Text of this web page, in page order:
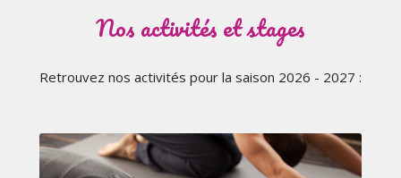
Nos activités et stages
Retrouvez nos activités pour la saison 2026 - 2027 :